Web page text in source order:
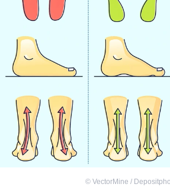
© VectorMine /